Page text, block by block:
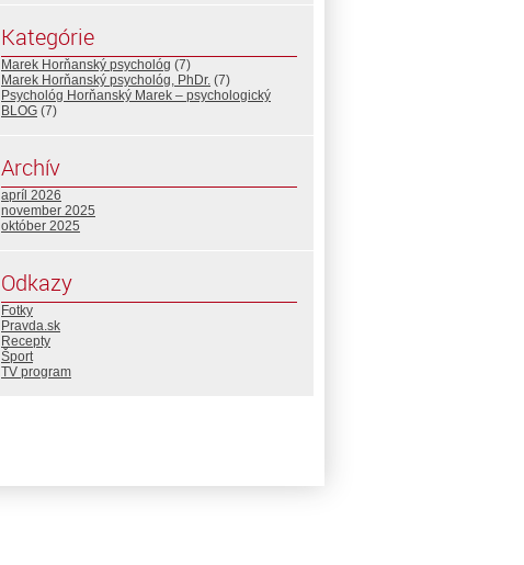
Kategórie
Marek Horňanský psychológ (7)
Marek Horňanský psychológ, PhDr. (7)
Psychológ Horňanský Marek – psychologický
BLOG (7)
Archív
apríl 2026
november 2025
október 2025
Odkazy
Fotky
Pravda.sk
Recepty
Šport
TV program